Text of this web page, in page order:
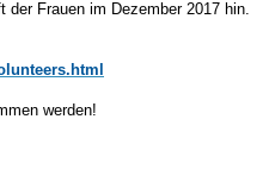
der Frauen im Dezember 2017 hin.
werden!